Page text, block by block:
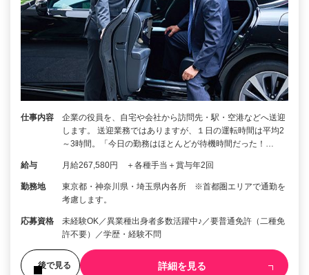
仕事内容
企業の役員を、自宅や会社から訪問先・駅・空港などへ送迎
します。 送迎業務ではありますが、１日の運転時間は平均2
～3時間。「今日の勤務はほとんどが待機時間だった！…
給与 月給267,580円 ＋各種手当＋賞与年2回
勤務地
東京都・神奈川県・埼玉県内各所 ※首都圏エリアで通勤を
考慮します。
応募資格
未経験OK／異業種出身者多数活躍中♪／要普通免許（二種免
許不要）／学歴・経験不問
後で見る 詳細を見る